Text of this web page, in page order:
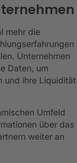
mehr die
Unternehmen
Daten, um
und ihre Liquidität
Umfeld
über das
weiter an